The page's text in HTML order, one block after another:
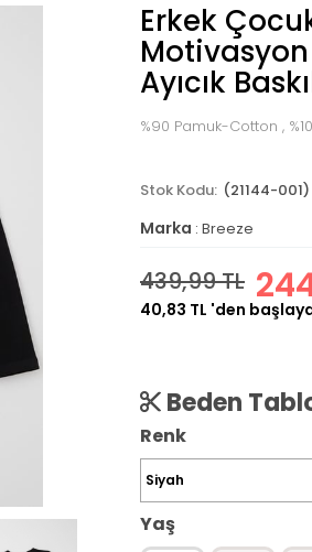
Erkek
Motivasyon
Ayıcık
%90 Pamuk-Cotton ,
(21144-001)
Marka : Breeze
439,99 TL
40,83 TL 'den
Beden
Renk
Yaş